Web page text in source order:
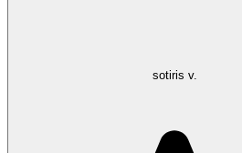
sotiris v.